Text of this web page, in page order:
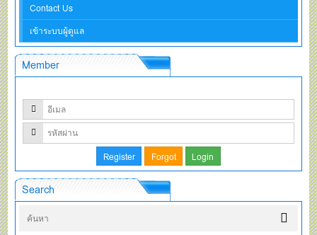
Contact Us
เข้าระบบผู้ดูแล
Member
Search